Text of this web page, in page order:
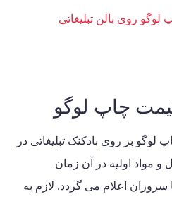
لوگو روی بالن تبلیغاتی
چاپ لوگو
لوگو بر روی بادکنک تبلیغاتی در
و مواد اولیه در آن زمان
اعلام می گردد. لازم به